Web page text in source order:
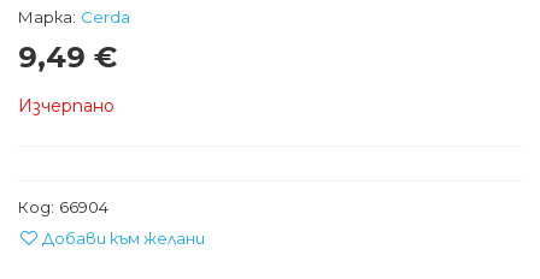
Марка: Cerda
9,49 €
Изчерпано
Код: 66904
Добави към желани